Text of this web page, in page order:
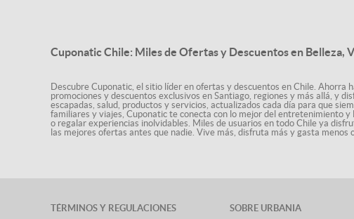
Cuponatic Chile: Miles de Ofertas y Descuentos en Belleza,
Descubre Cuponatic, el sitio líder en ofertas y descuentos en Chile.
promociones y descuentos exclusivos en Santiago, regiones y más allá, y
escapadas, salud, productos y servicios, actualizados cada día para que
familiares y viajes, Cuponatic te conecta con lo mejor del entretenimiento
o regalar experiencias inolvidables. Miles de usuarios en todo Chile ya
las mejores ofertas antes que nadie. Vive más, disfruta más y gasta
TÉRMINOS Y REGULACIONES SOBRE URBANIA